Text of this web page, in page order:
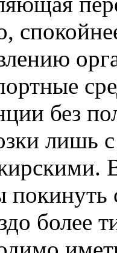
без
лишь
более